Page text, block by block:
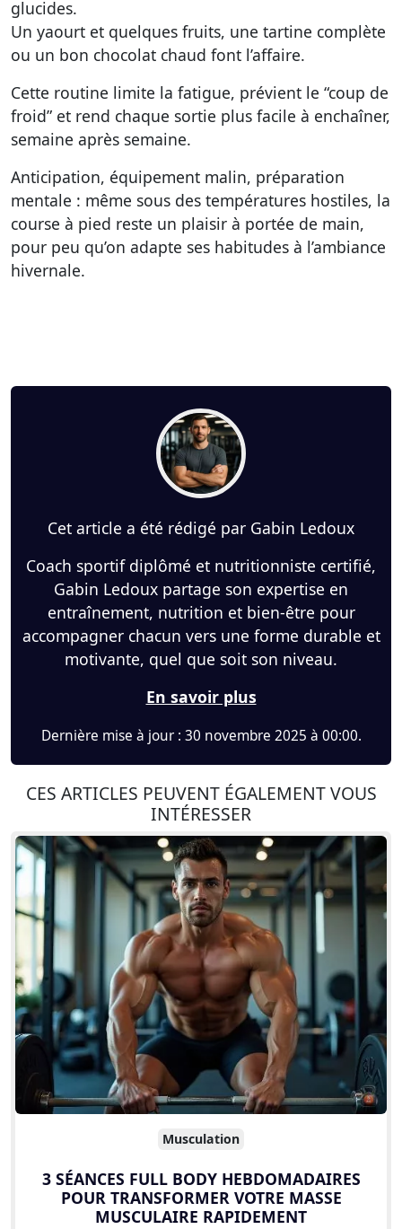
glucides.
Un yaourt et quelques fruits, une tartine complète
ou un bon chocolat chaud font l’affaire.
Cette routine limite la fatigue, prévient le “coup de
froid” et rend chaque sortie plus facile à enchaîner,
semaine après semaine.
Anticipation, équipement malin, préparation
mentale : même sous des températures hostiles, la
course à pied reste un plaisir à portée de main,
pour peu qu’on adapte ses habitudes à l’ambiance
hivernale.
Cet article a été rédigé par Gabin Ledoux
Coach sportif diplômé et nutritionniste certifié,
Gabin Ledoux partage son expertise en
entraînement, nutrition et bien-être pour
accompagner chacun vers une forme durable et
motivante, quel que soit son niveau.
En savoir plus
Dernière mise à jour : 30 novembre 2025 à 00:00.
CES ARTICLES PEUVENT ÉGALEMENT VOUS
INTÉRESSER
Musculation
3 SÉANCES FULL BODY HEBDOMADAIRES
POUR TRANSFORMER VOTRE MASSE
MUSCULAIRE RAPIDEMENT